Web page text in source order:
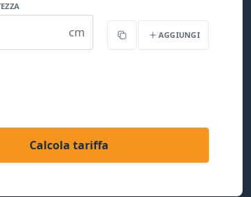
cm
Copia AGGIUNGI
Calcola tariffa